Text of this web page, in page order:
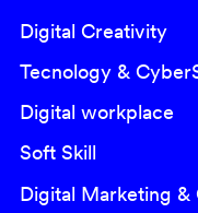
Digital Creativity
Tecnology &
Digital workplace
Soft Skill
Digital Marketing &